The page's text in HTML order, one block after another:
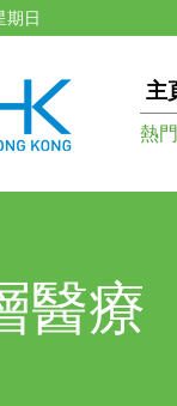
期日
主
熱
醫療